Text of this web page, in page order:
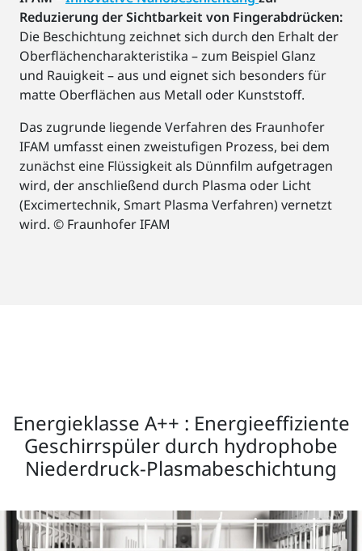
Reduzierung der Sichtbarkeit von Fingerabdrücken:
Die Beschichtung zeichnet sich durch den Erhalt der
Oberflächencharakteristika – zum Beispiel Glanz
und Rauigkeit – aus und eignet sich besonders für
matte Oberflächen aus Metall oder Kunststoff.
Das zugrunde liegende Verfahren des Fraunhofer
IFAM umfasst einen zweistufigen Prozess, bei dem
zunächst eine Flüssigkeit als Dünnfilm aufgetragen
wird, der anschließend durch Plasma oder Licht
(Excimertechnik, Smart Plasma Verfahren) vernetzt
wird. © Fraunhofer IFAM
Energieklasse A++ : Energieeffiziente
Geschirrspüler durch hydrophobe
Niederdruck-Plasmabeschichtung